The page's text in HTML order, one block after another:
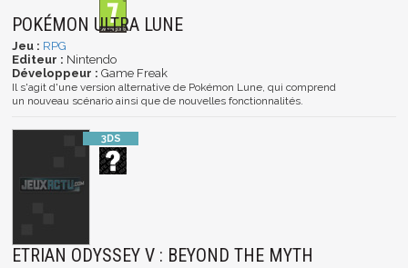
POKÉMON ULTRA LUNE
Jeu : RPG
Editeur : Nintendo
Développeur : Game Freak
Il s'agit d'une version alternative de Pokémon Lune, qui comprend
un nouveau scénario ainsi que de nouvelles fonctionnalités.
ETRIAN ODYSSEY V : BEYOND THE MYTH